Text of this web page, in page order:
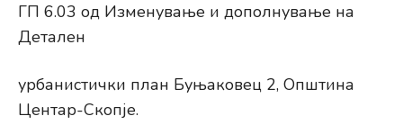
ГП 6.03 од Изменување и дополнување на
Детален
урбанистички план Буњаковец 2, Општина
Центар-Скопје.